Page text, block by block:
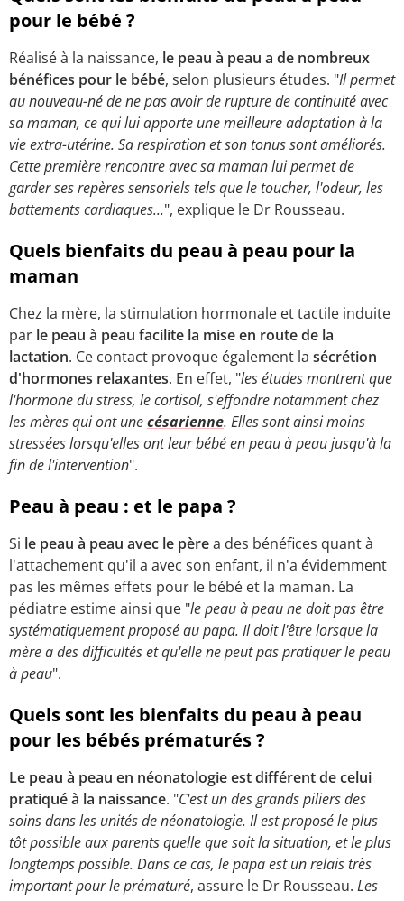
pour le bébé ?
Réalisé à la naissance, le peau à peau a de nombreux
bénéfices pour le bébé, selon plusieurs études. "Il permet
au nouveau-né de ne pas avoir de rupture de continuité avec
sa maman, ce qui lui apporte une meilleure adaptation à la
vie extra-utérine. Sa respiration et son tonus sont améliorés.
Cette première rencontre avec sa maman lui permet de
garder ses repères sensoriels tels que le toucher, l'odeur, les
battements cardiaques...", explique le Dr Rousseau.
Quels bienfaits du peau à peau pour la
maman
Chez la mère, la stimulation hormonale et tactile induite
par le peau à peau facilite la mise en route de la
lactation. Ce contact provoque également la sécrétion
d'hormones relaxantes. En effet, "les études montrent que
l'hormone du stress, le cortisol, s'effondre notamment chez
les mères qui ont unecésarienne. Elles sont ainsi moins
stressées lorsqu'elles ont leur bébé en peau à peau jusqu'à la
fin de l'intervention".
Peau à peau : et le papa ?
Si le peau à peau avec le pèrea des bénéfices quant à
l'attachement qu'il a avec son enfant, il n'a évidemment
pas les mêmes effets pour le bébé et la maman. La
pédiatre estime ainsi que "le peau à peau ne doit pas être
systématiquement proposé au papa. Il doit l'être lorsque la
mère a des difficultés et qu'elle ne peut pas pratiquer le peau
à peau".
Quels sont les bienfaits du peau à peau
pour les bébés prématurés ?
Le peau à peau en néonatologie est différent de celui
pratiqué à la naissance. "C'est un des grands piliers des
soins dans les unités de néonatologie. Il est proposé le plus
tôt possible aux parents quelle que soit la situation, et le plus
longtemps possible. Dans ce cas, le papa est un relais très
important pour le prématuré, assure le Dr Rousseau. Les